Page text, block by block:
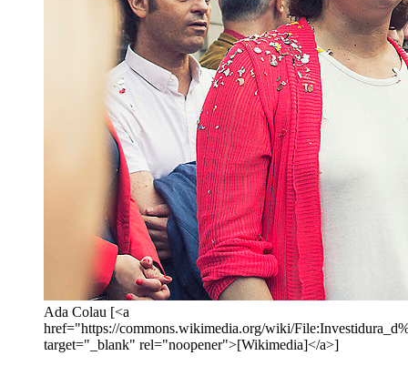
Ada Colau [<a
href="https://commons.wikimedia.org/wiki/
target="_blank" rel="noopener">[Wikimedia]</a>]